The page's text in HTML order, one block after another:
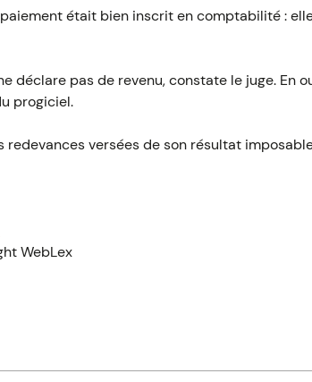
était bien inscrit en comptabilité :
déclare pas de revenu, constate le juge. En
progiciel.
versées de son résultat
WebLex